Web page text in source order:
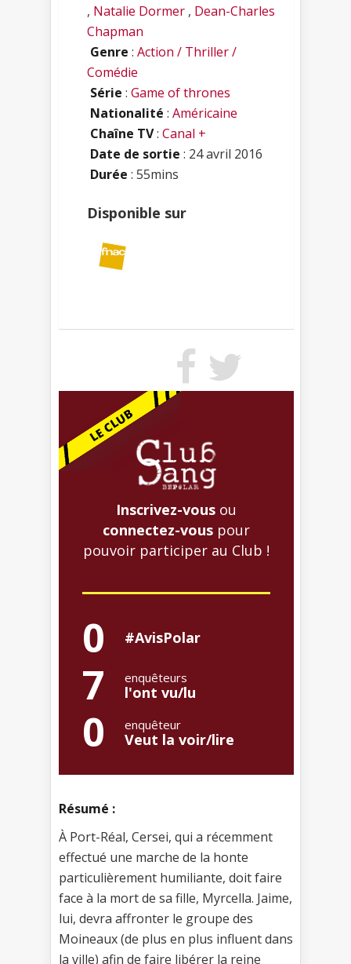
, Natalie Dormer , Dean-Charles
Chapman
Genre : Action / Thriller /
Comédie
Série : Game of thrones
Nationalité : Américaine
Chaîne TV: Canal +
Date de sortie : 24 avril 2016
Durée : 55mins
Disponible sur
Inscrivez-vous ou
connectez-vous pour
pouvoir participer au Club !
0 #AvisPolar
7 enquêteurs
l'ont vu/lu
0 enquêteur
Veut la voir/lire
Résumé :
À Port-Réal, Cersei, qui a récemment
effectué une marche de la honte
particulièrement humiliante, doit faire
face à la mort de sa fille, Myrcella. Jaime,
lui, devra affronter le groupe des
Moineaux (de plus en plus influent dans
la ville) afin de faire libérer la reine